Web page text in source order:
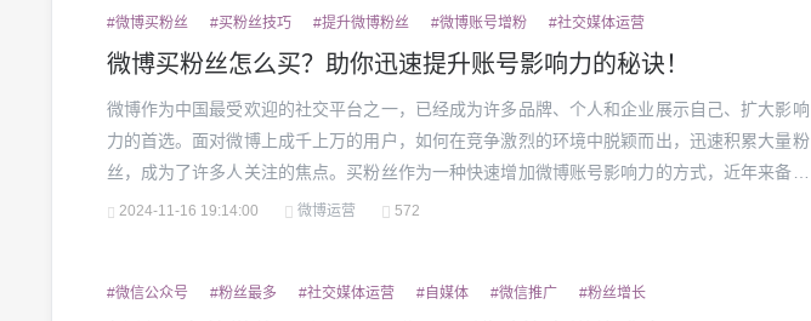
#微博买粉丝 #买粉丝技巧 #提升微博粉丝 #微博账号增粉 #社交媒体运营
微博买粉丝怎么买？助你迅速提升账号影响力的秘诀！
微博作为中国最受欢迎的社交平台之一，已经成为许多品牌、个人和企业展示自己、扩大影响
力的首选。面对微博上成千上万的用户，如何在竞争激烈的环境中脱颖而出，迅速积累大量粉
丝，成为了许多人关注的焦点。买粉丝作为一种快速增加微博账号影响力的方式，近年来备受
关注。通过购买粉丝，微博账号不仅可以在短时间内看起来更加受欢迎，还能够提升账号的公
2024-11-16 19:14:00 微博运营 572
#微信公众号 #粉丝最多 #社交媒体运营 #自媒体 #微信推广 #粉丝增长